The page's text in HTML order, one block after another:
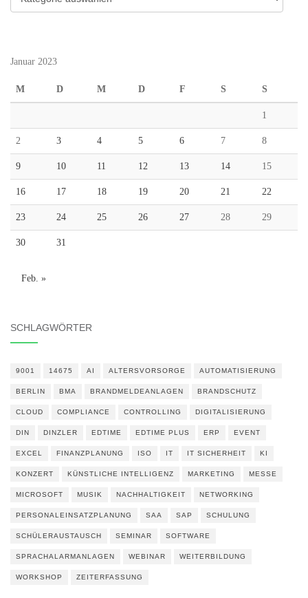
Januar 2023
M D M D F S S
1
2 3 4 5 6 7 8
9 10 11 12 13 14 15
16 17 18 19 20 21 22
23 24 25 26 27 28 29
30 31
Feb. »
SCHLAGWÖRTER
9001 14675 AI ALTERSVORSORGE AUTOMATISIERUNG
BERLIN BMA BRANDMELDEANLAGEN BRANDSCHUTZ
CLOUD COMPLIANCE CONTROLLING DIGITALISIERUNG
DIN DINZLER EDTIME EDTIME PLUS ERP EVENT
EXCEL FINANZPLANUNG ISO IT IT SICHERHEIT KI
KONZERT KÜNSTLICHE INTELLIGENZ MARKETING MESSE
MICROSOFT MUSIK NACHHALTIGKEIT NETWORKING
PERSONALEINSATZPLANUNG SAA SAP SCHULUNG
SCHÜLERAUSTAUSCH SEMINAR SOFTWARE
SPRACHALARMANLAGEN WEBINAR WEITERBILDUNG
WORKSHOP ZEITERFASSUNG